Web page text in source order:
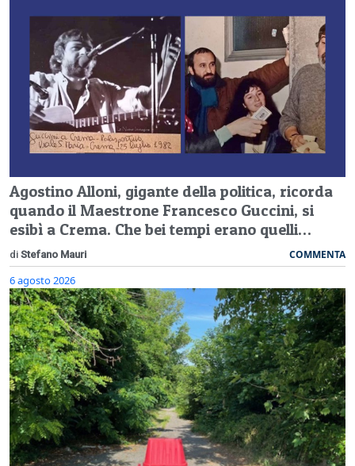
Agostino Alloni, gigante della politica, ricorda
quando il Maestrone Francesco Guccini, si
esibì a Crema. Che bei tempi erano quelli…
di Stefano Mauri COMMENTA
6 agosto 2026